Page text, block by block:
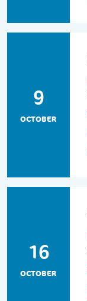
9
OCTOBER
16
OCTOBER